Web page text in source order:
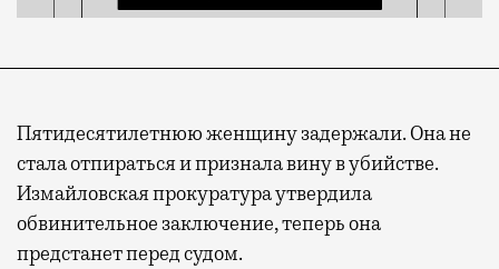
Пятидесятилетнюю женщину задержали. Она не
стала отпираться и признала вину в убийстве.
Измайловская прокуратура утвердила
обвинительное заключение, теперь она
предстанет перед судом.